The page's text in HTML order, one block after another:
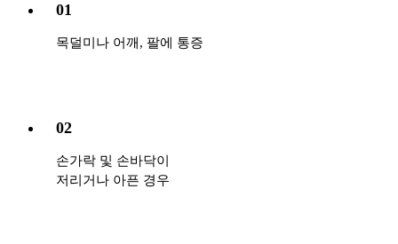
01
목덜미나 어깨, 팔에 통증
02
손가락 및 손바닥이
저리거나 아픈 경우